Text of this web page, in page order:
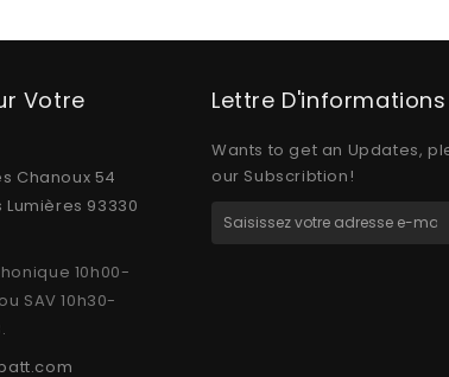
Votre
Chanoux 54
93330
10h00-
SAV 10h30-
Lettre D'informations
Wants to get an Updates,
our Subscribtion!